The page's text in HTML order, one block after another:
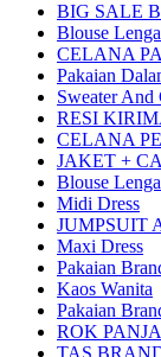
BIG SALE
Blouse
CELANA
Pakaian
Sweater And
RESI
CELANA
JAKET +
Blouse
Midi Dress
JUMPSUIT
Maxi Dress
Pakaian
Kaos Wanita
Pakaian
ROK